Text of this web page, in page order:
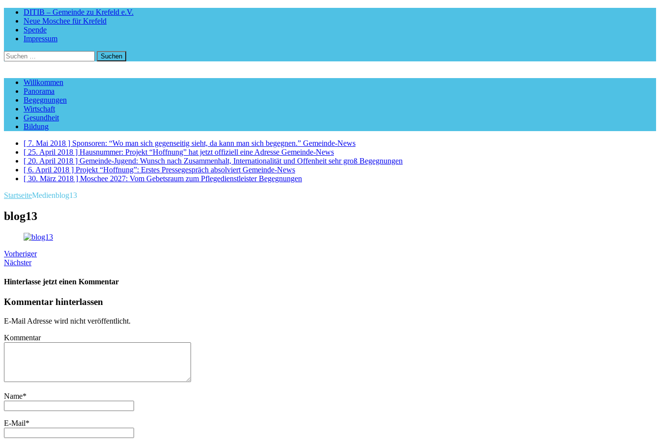
DITIB – Gemeinde zu Krefeld e.V.
Neue Moschee für Krefeld
Spende
Impressum
Suchen
nach:
Willkommen
Panorama
Begegnungen
Wirtschaft
Gesundheit
Bildung
[ 7. Mai 2018 ] Sponsoren: “Wo man sich gegenseitig sieht, da kann man sich begegnen.” Gemeinde-News
[ 25. April 2018 ] Hausnummer: Projekt “Hoffnung” hat jetzt offiziell eine Adresse Gemeinde-News
[ 20. April 2018 ] Gemeinde-Jugend: Wunsch nach Zusammenhalt, Internationalität und Offenheit sehr groß Begegnungen
[ 6. April 2018 ] Projekt “Hoffnung”: Erstes Pressegespräch absolviert Gemeinde-News
[ 30. März 2018 ] Moschee 2027: Vom Gebetsraum zum PflegedienstleisterBegegnungen
StartseiteMedienblog13
blog13
Vorheriger
Nächster
Hinterlasse jetzt einen Kommentar
Kommentar hinterlassen
E-Mail Adresse wird nicht veröffentlicht.
Kommentar
Name*
E-Mail*